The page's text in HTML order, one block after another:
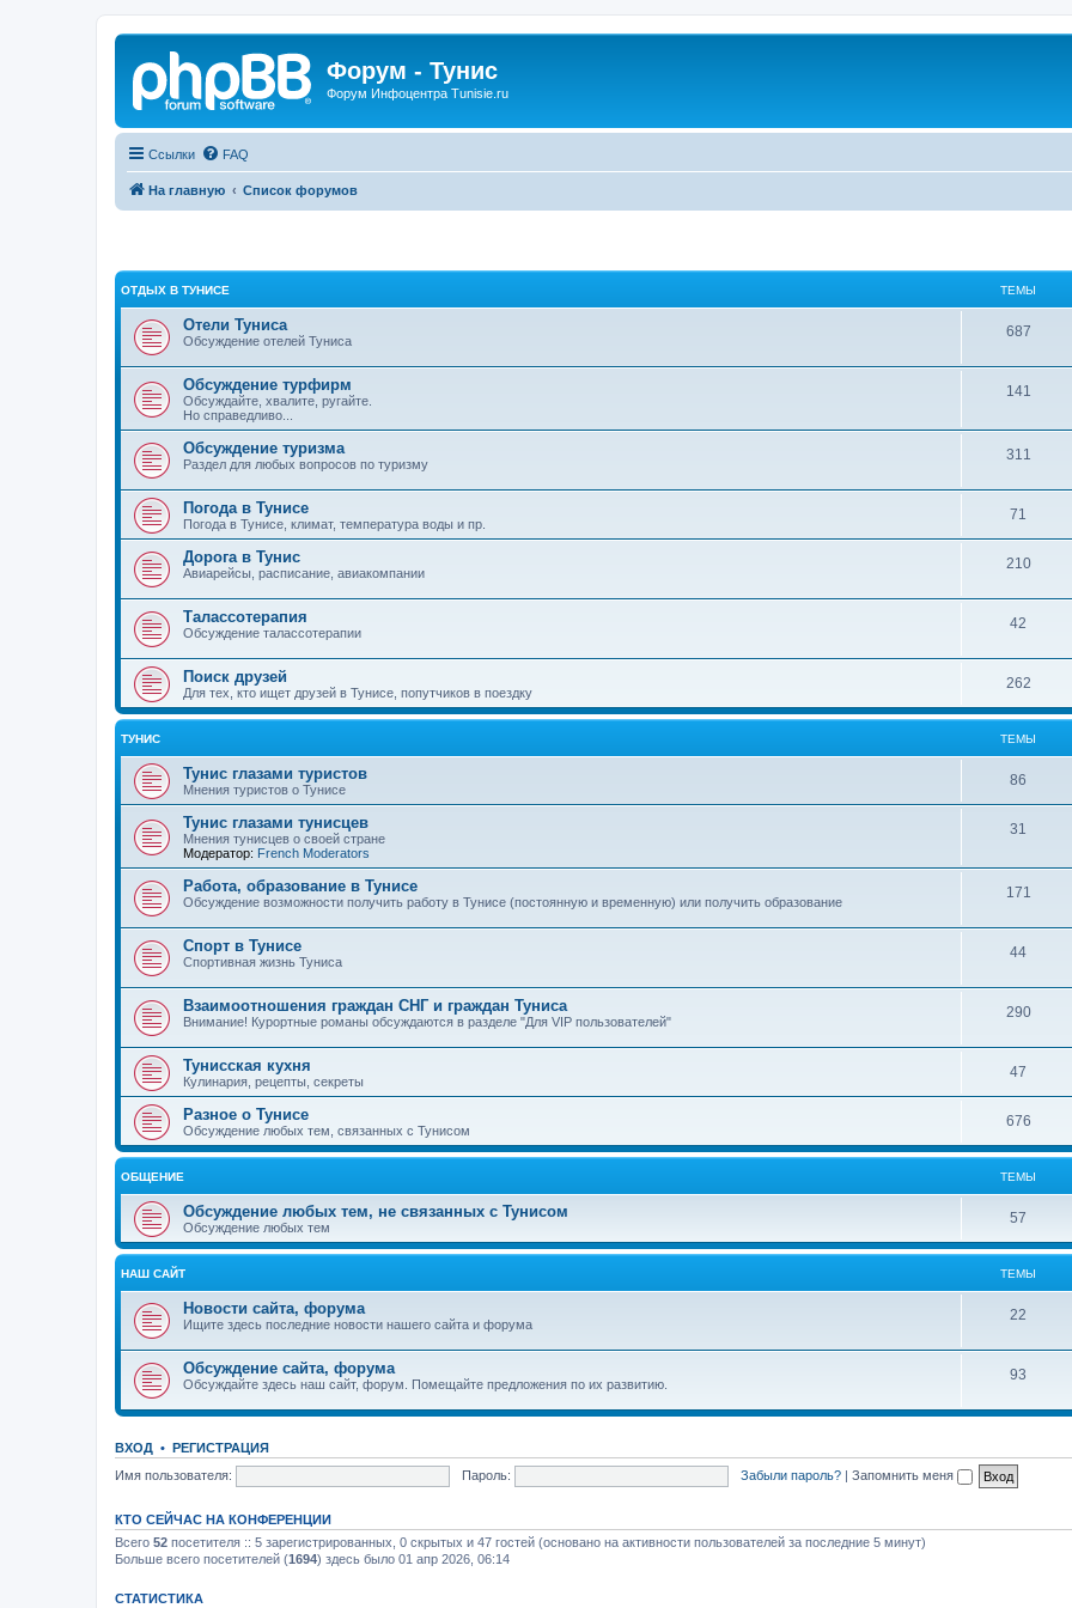
Форум - Тунис
Форум Инфоцентра Tunisie.ru
Ссылки FAQ
На главную Список форумов
ОТДЫХ В ТУНИСЕ ТЕМЫ
Отели Туниса
Обсуждение отелей Туниса
687
Обсуждение турфирм
Обсуждайте, хвалите, ругайте.
Но справедливо...
141
Обсуждение туризма
Раздел для любых вопросов по туризму
311
Погода в Тунисе
Погода в Тунисе, климат, температура воды и пр.
71
Дорога в Тунис
Авиарейсы, расписание, авиакомпании
210
Талассотерапия
Обсуждение талассотерапии
42
Поиск друзей
Для тех, кто ищет друзей в Тунисе, попутчиков в поездку
262
ТУНИС ТЕМЫ
Тунис глазами туристов
Мнения туристов о Тунисе
86
Тунис глазами тунисцев
Мнения тунисцев о своей стране
Модератор: French Moderators
31
Работа, образование в Тунисе
Обсуждение возможности получить работу в Тунисе (постоянную и временную) или получить образование
171
Спорт в Тунисе
Спортивная жизнь Туниса
44
Взаимоотношения граждан СНГ и граждан Туниса
Внимание! Курортные романы обсуждаются в разделе "Для VIP пользователей"
290
Тунисская кухня
Кулинария, рецепты, секреты
47
Разное о Тунисе
Обсуждение любых тем, связанных с Тунисом
676
ОБЩЕНИЕ ТЕМЫ
Обсуждение любых тем, не связанных с Тунисом
Обсуждение любых тем
57
НАШ САЙТ ТЕМЫ
Новости сайта, форума
Ищите здесь последние новости нашего сайта и форума
22
Обсуждение сайта, форума
Обсуждайте здесь наш сайт, форум. Помещайте предложения по их развитию.
93
ВХОД • РЕГИСТРАЦИЯ
Имя пользователя:
Пароль: Забыли пароль? | Запомнить меня
КТО СЕЙЧАС НА КОНФЕРЕНЦИИ
Всего 52 посетителя :: 5 зарегистрированных, 0 скрытых и 47 гостей (основано на активности пользователей за последние 5 минут)
Больше всего посетителей (1694) здесь было 01 апр 2026, 06:14
СТАТИСТИКА